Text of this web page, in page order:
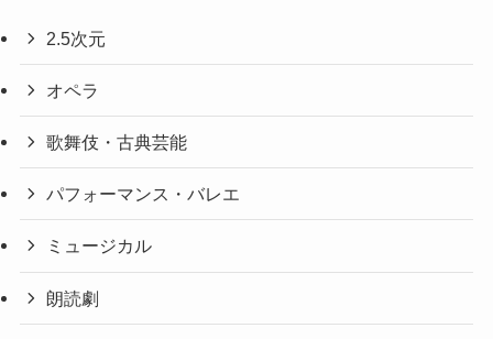
2.5次元
オペラ
歌舞伎・古典芸能
パフォーマンス・バレエ
ミュージカル
朗読劇